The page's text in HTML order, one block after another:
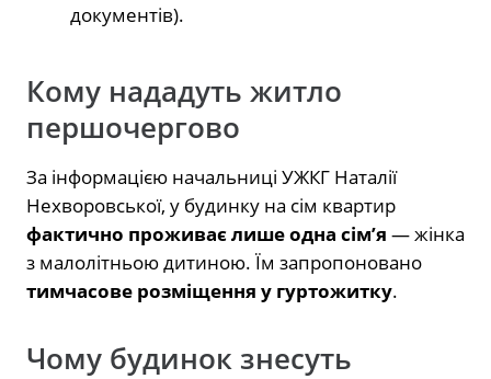
документів).
Кому нададуть житло
першочергово
За інформацією начальниці УЖКГ Наталії
Нехворовської, у будинку на сім квартир
фактично проживає лише одна сім’я — жінка
з малолітньою дитиною. Їм запропоновано
тимчасове розміщення у гуртожитку.
Чому будинок знесуть